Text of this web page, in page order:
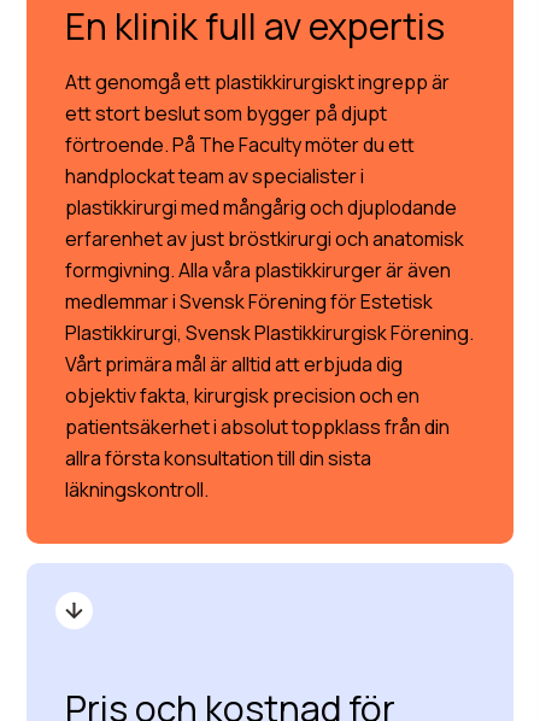
En klinik full av expertis
Att genomgå ett plastikkirurgiskt ingrepp är
ett stort beslut som bygger på djupt
förtroende. På The Faculty möter du ett
handplockat team av specialister i
plastikkirurgi med mångårig och djuplodande
erfarenhet av just bröstkirurgi och anatomisk
formgivning. Alla våra plastikkirurger är även
medlemmar i Svensk Förening för Estetisk
Plastikkirurgi, Svensk Plastikkirurgisk Förening.
Vårt primära mål är alltid att erbjuda dig
objektiv fakta, kirurgisk precision och en
patientsäkerhet i absolut toppklass från din
allra första konsultation till din sista
läkningskontroll.
Pris och kostnad för